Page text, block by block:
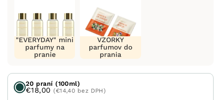
"EVERYDAY" mini
parfumy na
pranie
VZORKY
parfumov do
prania
20 praní (100ml)
€18,00(€14,40 bez DPH)